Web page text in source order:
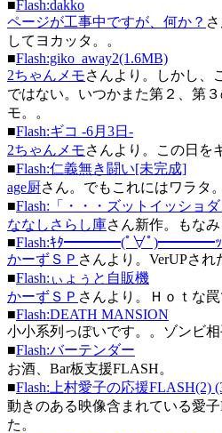
■Flash:dakko
ページが工事中ですが、何か？
してヨカッタ。。
■Flash:giko_away2(1.6MB)
2ちゃんメモさんより。しかし、
ではない。いつかまた第２、第
モ。。
■Flash:ギコ -6月3日-
2ちゃんメモさんより。この日を
■Flash:仁義無き闘い[未完成]
age厨さん。でもこれにはワラタ。
■Flash:「・・・ズットイッショダ
ななしさらし庫さん新作。もな
■Flash:ｷﾀ━━━━(ﾟ∀ﾟ)━━━━
かーずＳＰ さんより。VerUPされ
■Flash:ぃょぅと自販機
かーずＳＰ さんより。Ｈｏｔな罠
■Flash:DEATH MANSION
小小系列っぽいです。。ゾンビ
■Flash:バーテンダー
お酒、Bar板支援FLASH。
■Flash:上村愛子の応援FLASH(2)
動きのある映像含まれている愛
た。